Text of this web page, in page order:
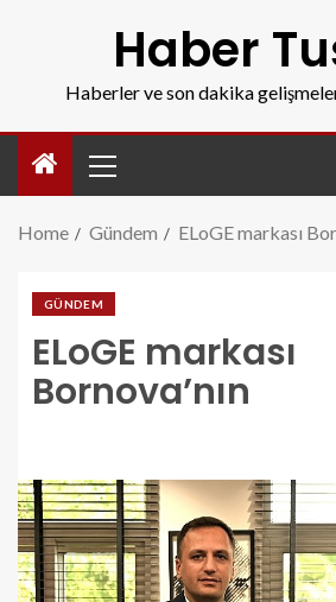
Haber
Haberler ve son dakika
Home Gündem ELoGE markası
GÜNDEM
ELoGE markası
Bornova’nın